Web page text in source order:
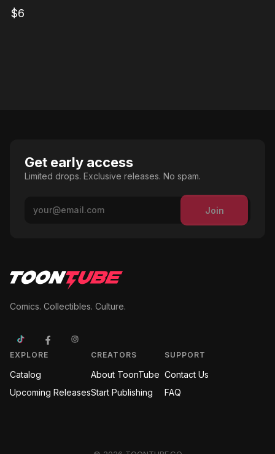
$6
Get early access
Limited drops. Exclusive releases. No spam.
Join
Comics. Collectibles. Culture.
EXPLORE
Catalog
Upcoming Releases
CREATORS
About ToonTube
Start Publishing
SUPPORT
Contact Us
FAQ